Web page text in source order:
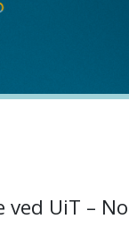
UiT –